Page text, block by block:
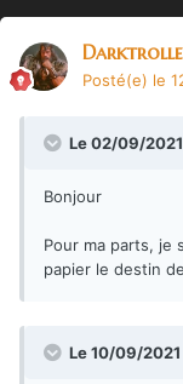
Posté(e) le
Le 02/09/
Bonjour
Pour ma parts, je
papier le destin
Le 10/09/2021